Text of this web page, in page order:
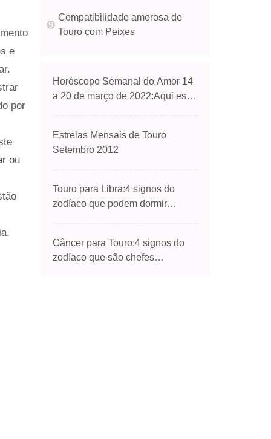
e
por
ou
Compatibilidade amorosa de
Touro com Peixes
Horóscopo Semanal do Amor 14
a 20 de março de 2022:Aqui está
Estrelas Mensais de Touro
Setembro 2012
Touro para Libra:4 signos do
zodíaco que podem dormir
Câncer para Touro:4 signos do
zodíaco que são chefes